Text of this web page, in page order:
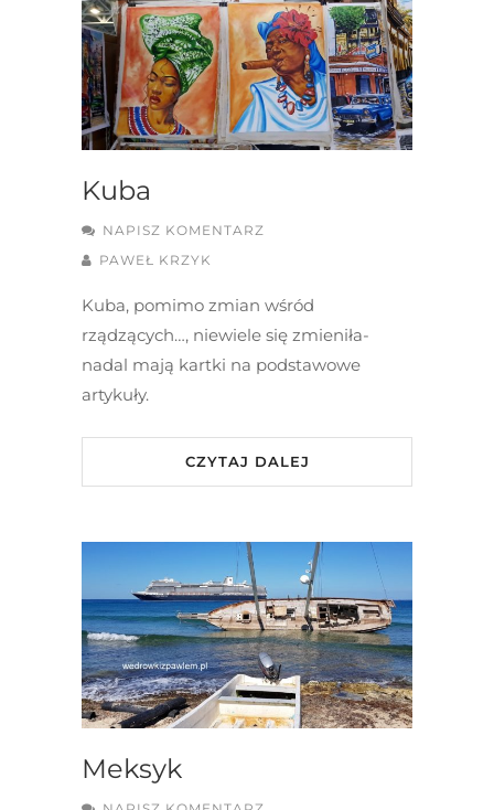
Kuba
NAPISZ KOMENTARZ
PAWEŁ KRZYK
Kuba, pomimo zmian wśród
rządzących…, niewiele się zmieniła-
nadal mają kartki na podstawowe
artykuły.
CZYTAJ DALEJ
Meksyk